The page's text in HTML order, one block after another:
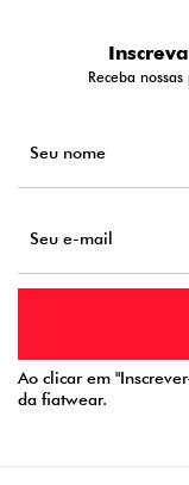
Receba
Ao clicar em
da fiatwear.